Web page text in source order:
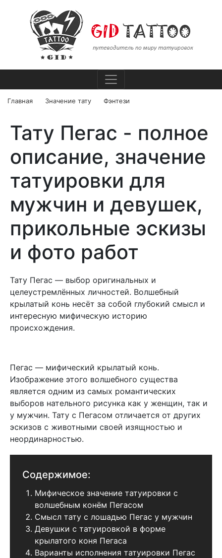
Главная Значение тату Фэнтези
Тату Пегас - полное
описание, значение
татуировки для
мужчин и девушек,
прикольные эскизы
и фото работ
Тату Пегас — выбор оригинальных и
целеустремлённых личностей. Волшебный
крылатый конь несёт за собой глубокий смысл и
интересную мифическую историю
происхождения.
Пегас — мифический крылатый конь.
Изображение этого волшебного существа
является одним из самых романтических
выборов нательного рисунка как у женщин, так и
у мужчин. Тату с Пегасом отличается от других
эскизов с животными своей изящностью и
неординарностью.
Содержимое:
Мифическое значение татуировки с
волшебным конём Пегасом
Смысл тату с лошадью Пегас у мужчин
Девушки с татуировкой в форме
крылатого коня Пегаса
Варианты исполнения татуировки Пегас